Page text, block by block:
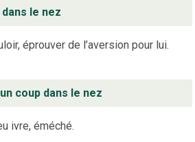
dans le nez
éprouver de l’aversion pour lui.
coup dans le nez
ivre, éméché.